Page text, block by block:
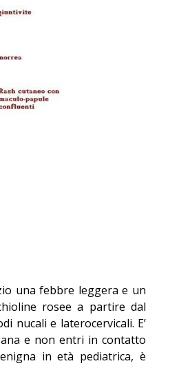
una febbre leggera e un
rosee a partire dal
nucali e laterocervicali. E’
e non entri in contatto
in età pediatrica, è